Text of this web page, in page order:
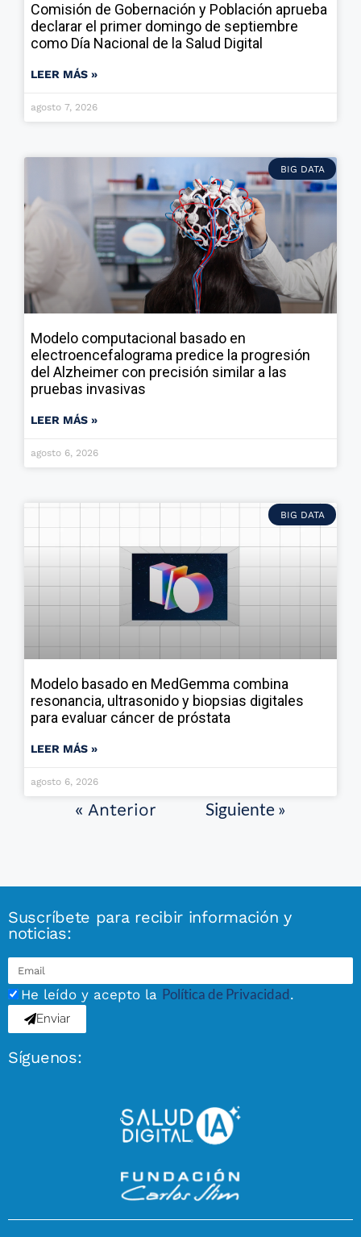
Comisión de Gobernación y Población aprueba
declarar el primer domingo de septiembre
como Día Nacional de la Salud Digital
LEER MÁS »
agosto 7, 2026
BIG DATA
Modelo computacional basado en
electroencefalograma predice la progresión
del Alzheimer con precisión similar a las
pruebas invasivas
LEER MÁS »
agosto 6, 2026
BIG DATA
Modelo basado en MedGemma combina
resonancia, ultrasonido y biopsias digitales
para evaluar cáncer de próstata
LEER MÁS »
agosto 6, 2026
« Anterior Siguiente »
Suscríbete para recibir información y
noticias:
He leído y acepto la Política de Privacidad.
Enviar
Síguenos: